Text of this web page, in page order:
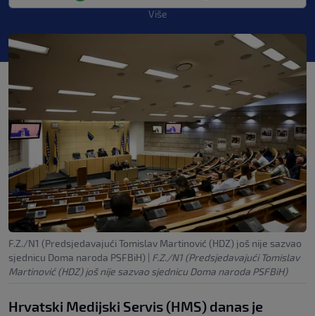
Više
F.Z./N1 (Predsjedavajući Tomislav Martinović (HDZ) još nije sazvao
sjednicu Doma naroda PSFBiH) | F.Z./N1 (Predsjedavajući Tomislav
Martinović (HDZ) još nije sazvao sjednicu Doma naroda PSFBiH)
Hrvatski Medijski Servis (HMS) danas je